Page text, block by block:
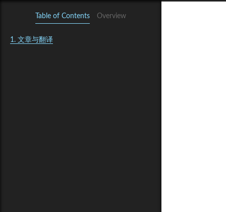
Table of Contents Overview
1. 文章与翻译